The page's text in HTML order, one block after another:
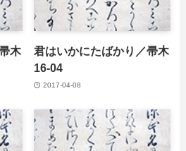
木
君はいかにたばかり／帚木
16-04
2017-04-08